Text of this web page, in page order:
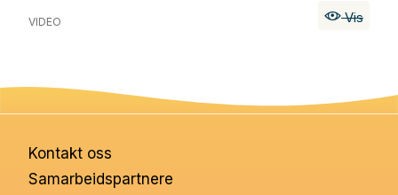
VIDEO Vis
Kontakt oss
Samarbeidspartnere